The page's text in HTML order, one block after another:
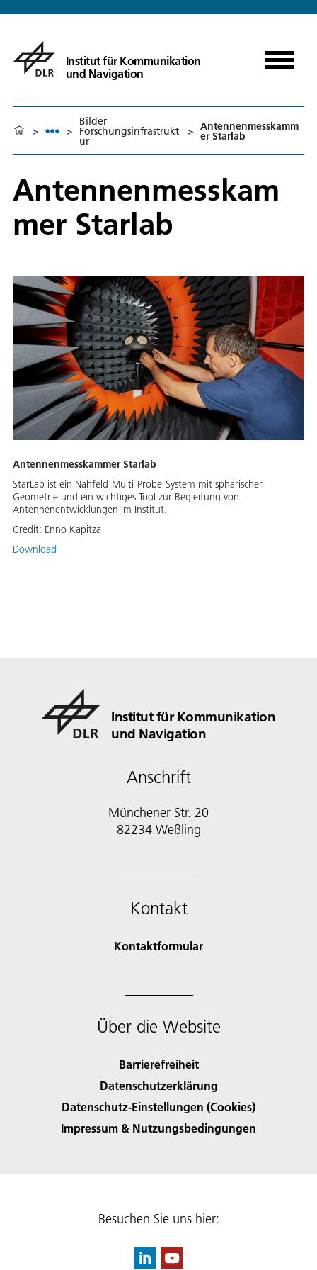
Institut für Kommunikation
und Navigation
> >
Bilder
Forschungsinfrastrukt
ur
> Antennenmesskamm
er Starlab
Antennenmesskam
mer Starlab
Antennenmesskammer Starlab
StarLab ist ein Nahfeld-Multi-Probe-System mit sphärischer
Geometrie und ein wichtiges Tool zur Begleitung von
Antennenentwicklungen im Institut.
Credit: Enno Kapitza
Download
Institut für Kommunikation
und Navigation
Anschrift
Münchener Str. 20
82234 Weßling
Kontakt
Kontaktformular
Über die Website
Barrierefreiheit
Datenschutzerklärung
Datenschutz-Einstellungen (Cookies)
Impressum & Nutzungsbedingungen
Besuchen Sie uns hier: